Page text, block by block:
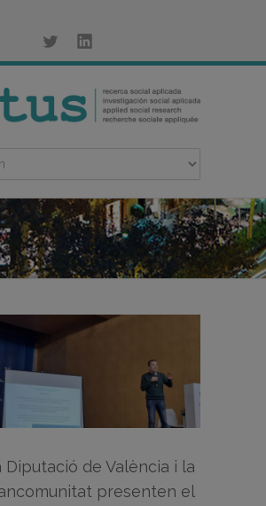
Diputació de València i la
presenten el